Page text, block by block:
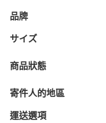
品牌
サイズ
商品狀態
寄件人的地區
運送選項